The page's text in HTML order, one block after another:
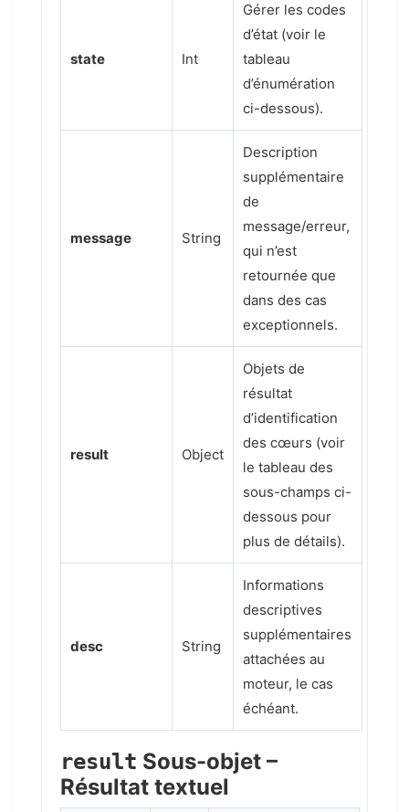
state Int
Gérer les codes
d’état (voir le
tableau
d’énumération
ci-dessous).
message String
Description
supplémentaire
de
message/erreur,
qui n’est
retournée que
dans des cas
exceptionnels.
result Object
Objets de
résultat
d’identification
des cœurs (voir
le tableau des
sous-champs ci-
dessous pour
plus de détails).
desc String
Informations
descriptives
supplémentaires
attachées au
moteur, le cas
échéant.
result Sous-objet –
Résultat textuel